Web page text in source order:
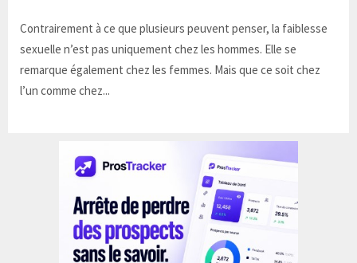
Contrairement à ce que plusieurs peuvent penser, la faiblesse
sexuelle n’est pas uniquement chez les hommes. Elle se
remarque également chez les femmes. Mais que ce soit chez
l’un comme chez...